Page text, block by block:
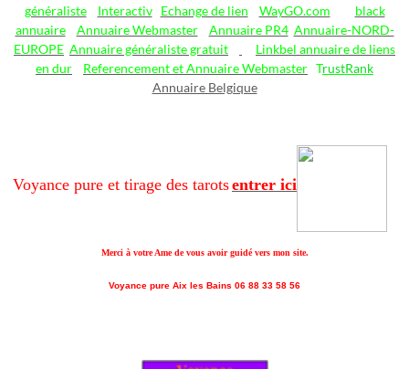
généraliste
Interactiv Echange de lien WayGO.com
black
annuaire
Annuaire Webmaster Annuaire PR4 Annuaire-NORD-
EUROPE Annuaire généraliste gratuit
Linkbel annuaire de liens
en dur
Referencement et Annuaire Webmaster TrustRank
Annuaire Belgique
Voyance pure et tirage des tarotsentrer ici
Merci à votre Ame de vous avoir guidé vers mon site.
Voyance pure Aix les Bains 06 88 33 58 56